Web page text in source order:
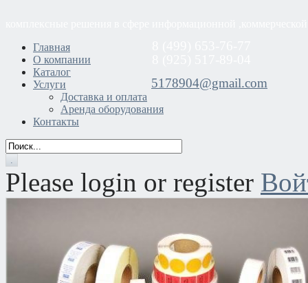
5178904@gmail.com
Главная
О компании
Каталог
Услуги
Доставка и оплата
Аренда оборудования
Контакты
Please login or register